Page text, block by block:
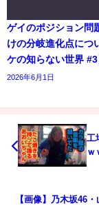
ゲイのポジション問
けの分岐進化点につ
ケの知らない世界 #3
2026年6月1日
工
ｗ
【画像】乃木坂46